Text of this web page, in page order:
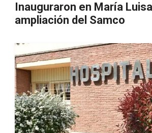
Inauguraron en María Luisa la
ampliación del Samco